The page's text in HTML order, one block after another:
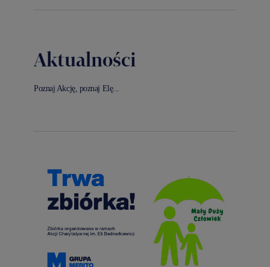
Aktualności
Poznaj Akcję, poznaj Elę...